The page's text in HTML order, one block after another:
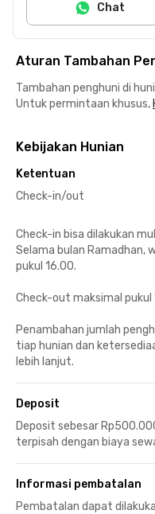
Chat
Aturan Tambahan
Tambahan penghuni di
Untuk permintaan khusus,
Kebijakan Hunian
Ketentuan
Check-in/out
Check-in bisa dilakukan
Selama bulan Ramadhan,
pukul 16.00.
Check-out maksimal pukul
Penambahan jumlah
tiap hunian dan
lebih lanjut.
Deposit
Deposit sebesar
terpisah dengan biaya
Informasi pembatalan
Pembatalan dapat